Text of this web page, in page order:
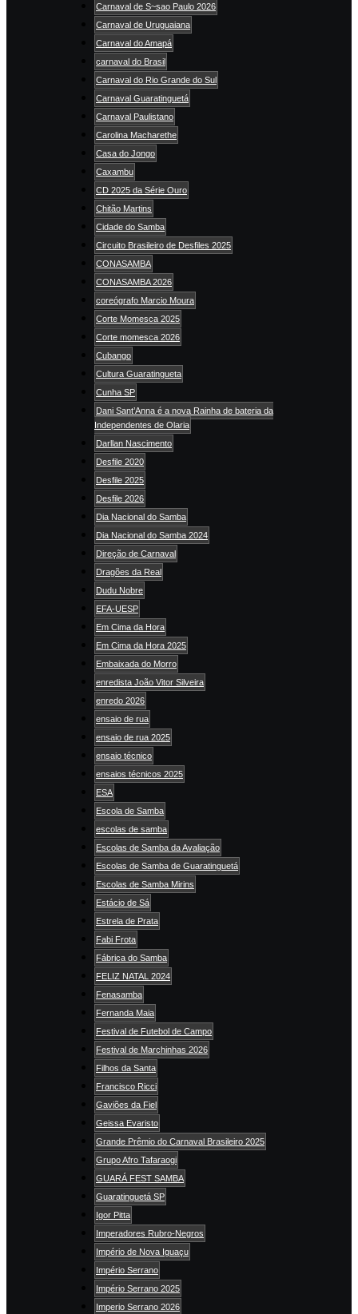
Carnaval de S~sao Paulo 2026
Carnaval de Uruguaiana
Carnaval do Amapá
carnaval do Brasil
Carnaval do Rio Grande do Sul
Carnaval Guaratinguetá
Carnaval Paulistano
Carolina Macharethe
Casa do Jongo
Caxambu
CD 2025 da Série Ouro
Chitão Martins
Cidade do Samba
Circuito Brasileiro de Desfiles 2025
CONASAMBA
CONASAMBA 2026
coreógrafo Marcio Moura
Corte Momesca 2025
Corte momesca 2026
Cubango
Cultura Guaratingueta
Cunha SP
Dani Sant’Anna é a nova Rainha de bateria da
Independentes de Olaria
Darllan Nascimento
Desfile 2020
Desfile 2025
Desfile 2026
Dia Nacional do Samba
Dia Nacional do Samba 2024
Direção de Carnaval
Dragões da Real
Dudu Nobre
EFA-UESP
Em Cima da Hora
Em Cima da Hora 2025
Embaixada do Morro
enredista João Vitor Silveira
enredo 2026
ensaio de rua
ensaio de rua 2025
ensaio técnico
ensaios técnicos 2025
ESA
Escola de Samba
escolas de samba
Escolas de Samba da Avaliação
Escolas de Samba de Guaratinguetá
Escolas de Samba Mirins
Estácio de Sá
Estrela de Prata
Fabi Frota
Fábrica do Samba
FELIZ NATAL 2024
Fenasamba
Fernanda Maia
Festival de Futebol de Campo
Festival de Marchinhas 2026
Filhos da Santa
Francisco Ricci
Gaviões da Fiel
Geissa Evaristo
Grande Prêmio do Carnaval Brasileiro 2025
Grupo Afro Tafaraogi
GUARÁ FEST SAMBA
Guaratinguetá SP
Igor Pitta
Imperadores Rubro-Negros
Império de Nova Iguaçu
Império Serrano
Império Serrano 2025
Imperio Serrano 2026